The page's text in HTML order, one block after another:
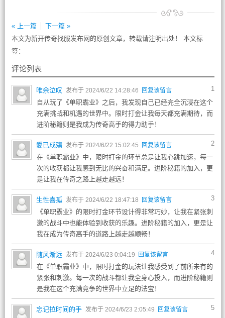
« 上一篇
下一篇 »
本文为新开传奇找服发布网的原创文章，转载请注明出处！ 本文标
签：
评论列表
1
唯余泣叹 发布于 2024/6/22 14:28:46 回复该留言
自从玩了《单职霸业》之后，我发现自己已经完全沉浸在这个
充满挑战和机遇的世界中。限时打金让我每天都充满期待，而
进阶秘籍则是我成为传奇高手的得力助手！
2
愛已成殤 发布于 2024/6/22 15:02:45 回复该留言
在《单职霸业》中，限时打金的环节总是让我心跳加速，每一
次的收获都让我感到无比的兴奋和满足。进阶秘籍的加入，更
是让我在传奇之路上越走越远！
3
生性喜孤 发布于 2024/6/22 18:47:18 回复该留言
《单职霸业》的限时打金环节设计得非常巧妙，让我在紧张刺
激的战斗中也能体验到收获的乐趣。进阶秘籍的加入，更是让
我在成为传奇高手的道路上越走越顺畅！
4
随风渐远 发布于 2024/6/23 0:04:19 回复该留言
在《单职霸业》中，限时打金的玩法让我感受到了前所未有的
紧张和刺激。每一次的战斗都让我全身心投入，而进阶秘籍则
是我在这个充满竞争的世界中立足的法宝！
5
忘记拉时间的手 发布于 2024/6/23 2:05:49 回复该留言